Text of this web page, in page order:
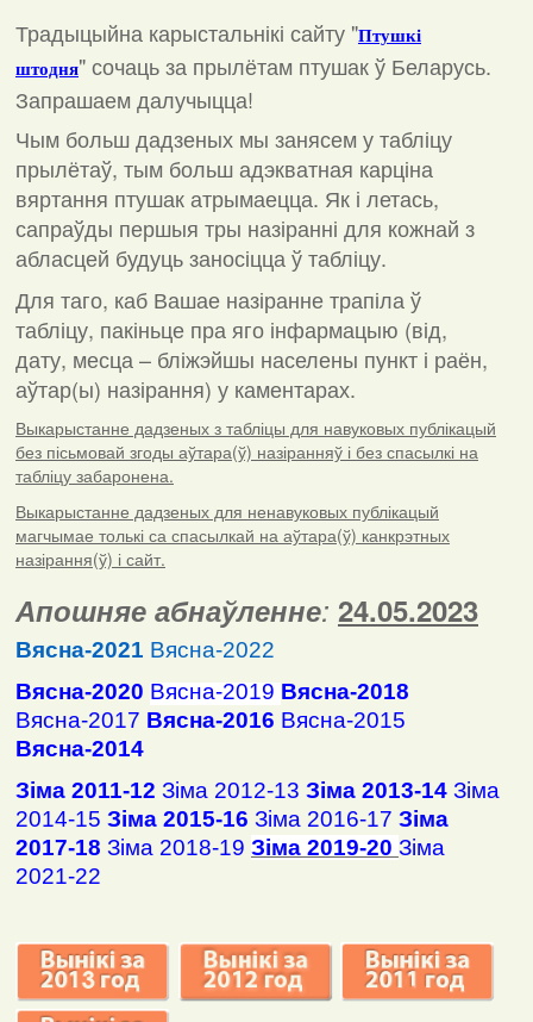
Традыцыйна карыстальнікі сайту "Птушкі
штодня"сочаць за прылётам птушак ў Беларусь.
Запрашаем далучыцца!
Чым больш дадзеных мы занясем у табліцу
прылётаў, тым больш адэкватная карціна
вяртання птушак атрымаецца. Як і летась,
сапраўды першыя тры назіранні для кожнай з
абласцей будуць заносіцца ў табліцу.
Для таго, каб Вашае назіранне трапіла ў
табліцу, пакіньце пра яго інфармацыю (від,
дату, месца – бліжэйшы населены пункт і раён,
аўтар(ы) назірання) у каментарах.
Выкарыстанне дадзеных з табліцы для навуковых публікацый
без пісьмовай згоды аўтара(ў) назіранняў і без спасылкі на
табліцу забаронена.
Выкарыстанне дадзеных для ненавуковых публікацый
магчымае толькі са спасылкай на аўтара(ў) канкрэтных
назірання(ў) і сайт.
Апошняе абнаўленне: 24.05.2023
Вясна-2021 Вясна-2022
Вясна-2020 Вясна-2019 Вясна-2018
Вясна-2017 Вясна-2016 Вясна-2015
Вясна-2014
Зіма 2011-12 Зіма 2012-13 Зіма 2013-14 Зіма
2014-15 Зіма 2015-16 Зіма 2016-17 Зіма
2017-18 Зіма 2018-19 Зіма 2019-20 Зіма
2021-22